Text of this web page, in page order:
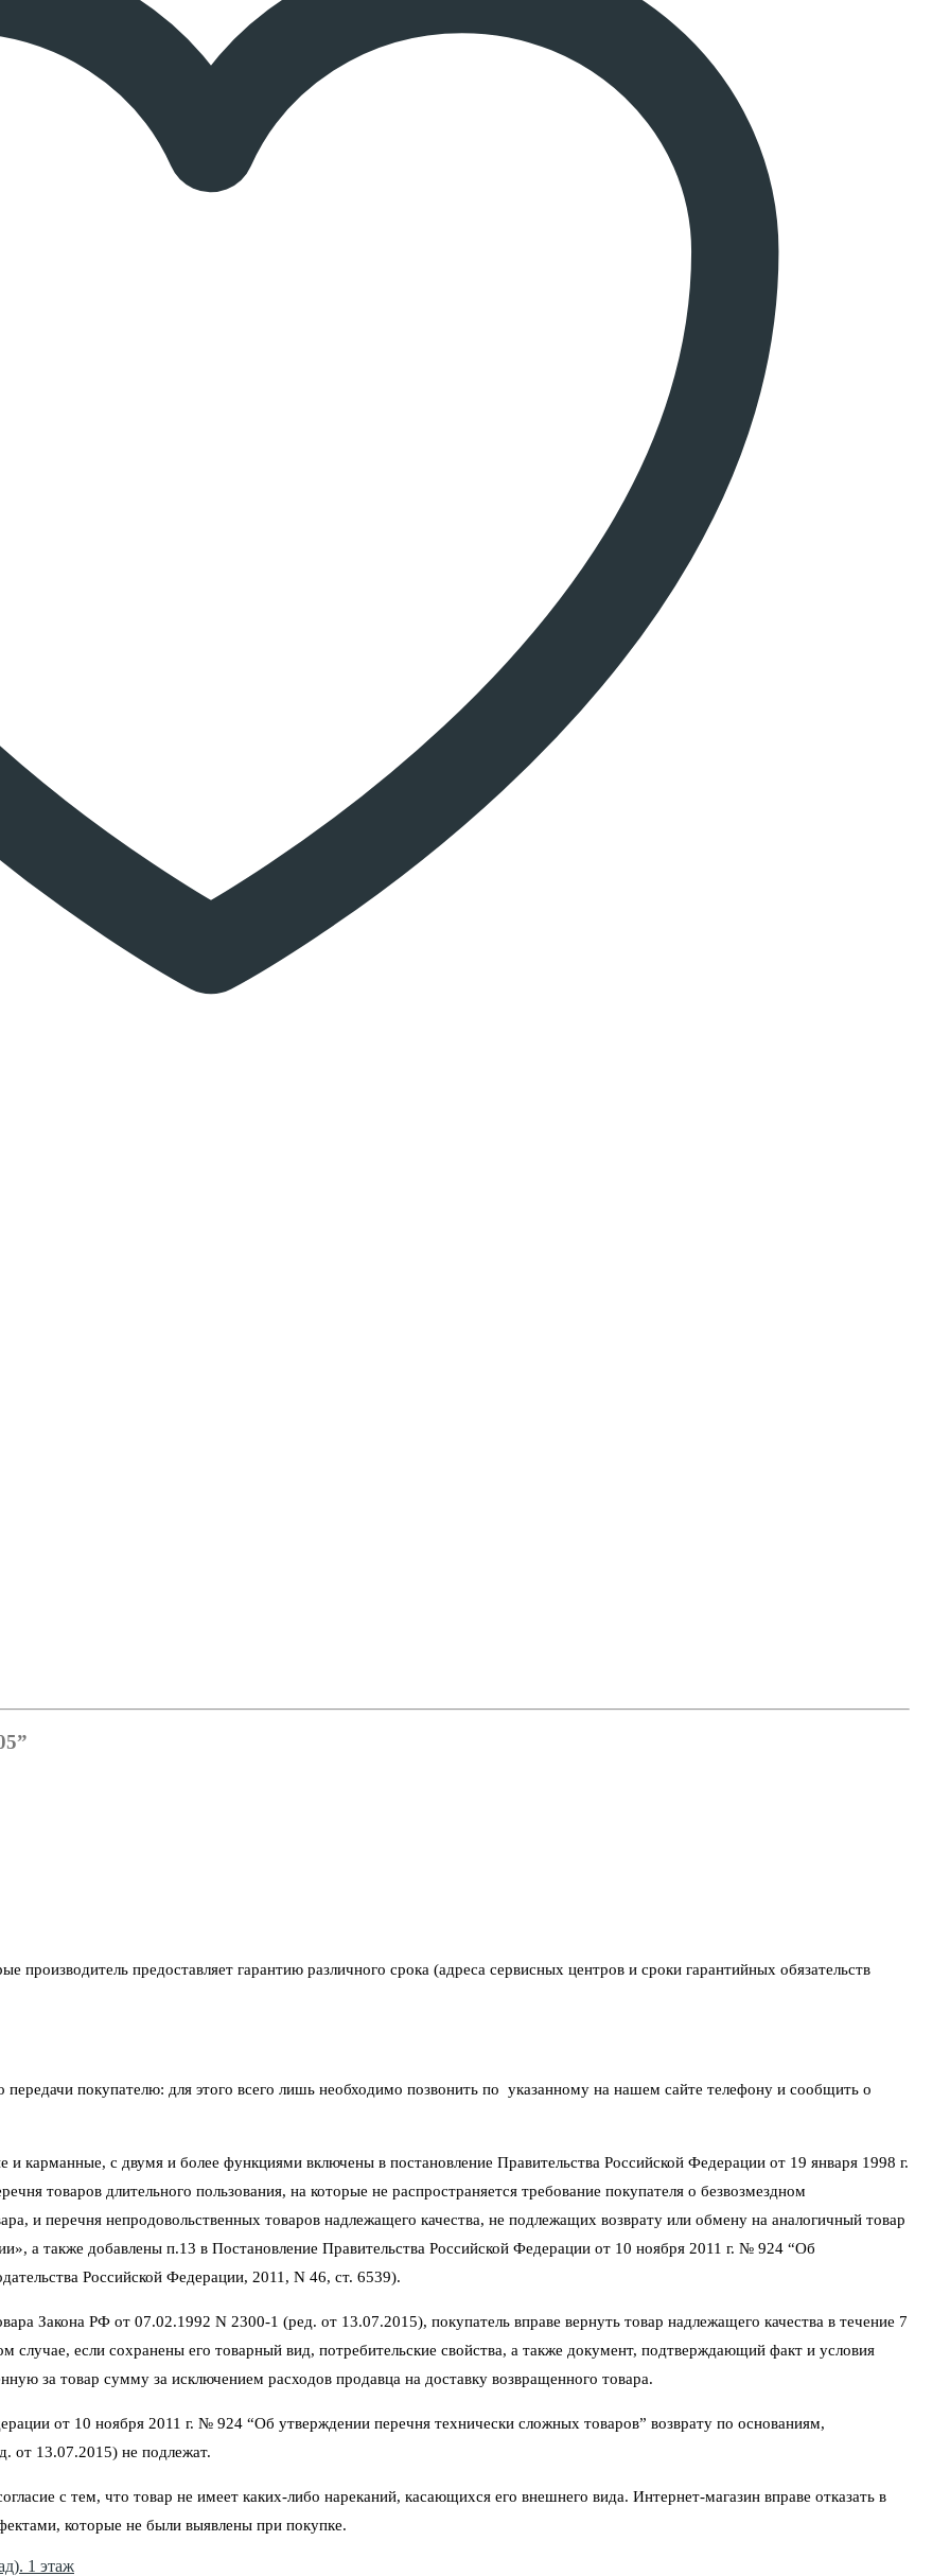
производитель предоставляет гарантию различного срока (адреса сервисных центров и сроки гарантийных обязательств
передачи покупателю: для этого всего лишь необходимо позвонить по указанному на нашем сайте телефону и сообщить о
карманные, с двумя и более функциями включены в постановление Правительства Российской Федерации от 19 января 1998 г.
товаров длительного пользования, на которые не распространяется требование покупателя о безвозмездном
и перечня непродовольственных товаров надлежащего качества, не подлежащих возврату или обмену на аналогичный товар
а также добавлены п.13 в Постановление Правительства Российской Федерации от 10 ноября 2011 г. № 924 “Об
Российской Федерации, 2011, N 46, ст. 6539).
Закона РФ от 07.02.1992 N 2300-1 (ред. от 13.07.2015), покупатель вправе вернуть товар надлежащего качества в течение 7
случае, если сохранены его товарный вид, потребительские свойства, а также документ, подтверждающий факт и условия
за товар сумму за исключением расходов продавца на доставку возвращенного товара.
от 10 ноября 2011 г. № 924 “Об утверждении перечня технически сложных товаров” возврату по основаниям,
от 13.07.2015) не подлежат.
с тем, что товар не имеет каких-либо нареканий, касающихся его внешнего вида. Интернет-магазин вправе отказать в
которые не были выявлены при покупке.
1 этаж